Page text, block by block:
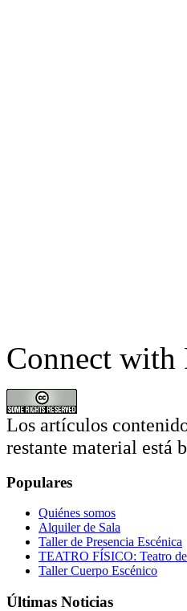
Connect with
Los artículos
restante material está
Populares
Quiénes somos
Alquiler de Sala
Taller de Presencia Escénica
TEATRO FÍSICO: Teatro
Taller Cuerpo Escénico
Últimas Noticias